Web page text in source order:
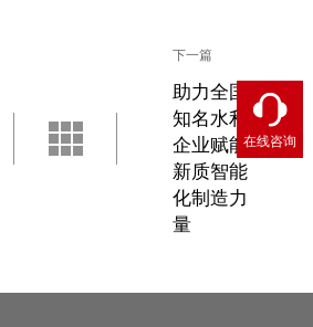
下一篇
助力全国
知名水利
企业赋能
新质智能
化制造力
量
在线咨询